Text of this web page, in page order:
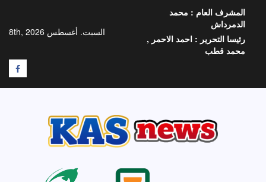
المحتوى
السبت. أغسطس 8th, 2026
المشرف العام : محمد
الدمرداش
رئيسا التحرير : احمد الاحمر ,
محمد قطب
F